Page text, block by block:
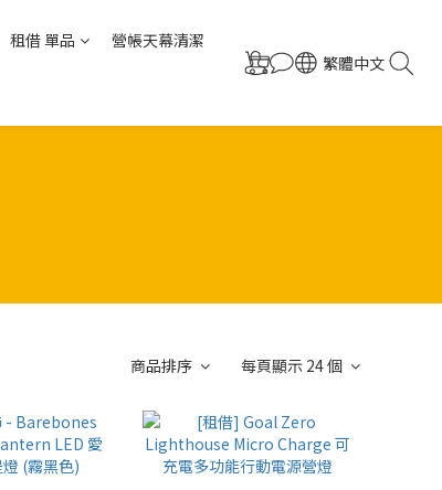
租借 單品 營帳天幕清潔
繁體中文
商品排序 每頁顯示 24 個